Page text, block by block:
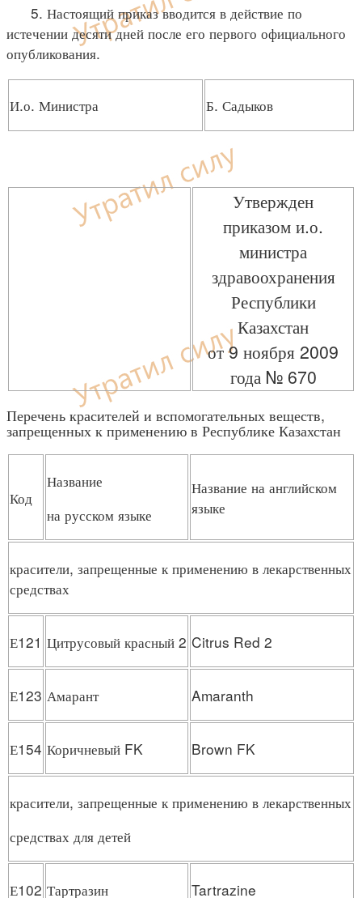
5. Настоящий приказ вводится в действие по
истечении десяти дней после его первого официального
опубликования.
И.о. Министра Б. Садыков
Утвержден
приказом и.о.
министра
здравоохранения
Республики
Казахстан
от 9 ноября 2009
года № 670
Перечень красителей и вспомогательных веществ,
запрещенных к применению в Республике Казахстан
Код
Название
на русском языке
Название на английском
языке
красители, запрещенные к применению в лекарственных
средствах
Е121 Цитрусовый красный 2 Citrus Red 2
Е123 Амарант Amaranth
Е154 Коричневый FK Brown FK
красители, запрещенные к применению в лекарственных
средствах для детей
Е102 Тартразин Tartrazine